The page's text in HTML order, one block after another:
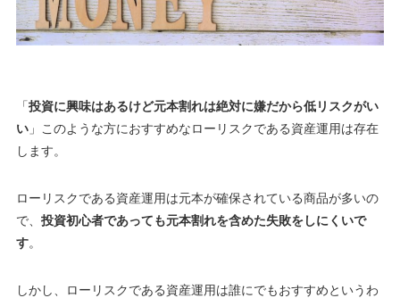
「投資に興味はあるけど元本割れは絶対に嫌だから低リスクがい
い」このような方におすすめなローリスクである資産運用は存在
します。
ローリスクである資産運用は元本が確保されている商品が多いの
で、 投資初心者であっても元本割れを含めた失敗をしにくいで
す。
しかし、ローリスクである資産運用は誰にでもおすすめというわ